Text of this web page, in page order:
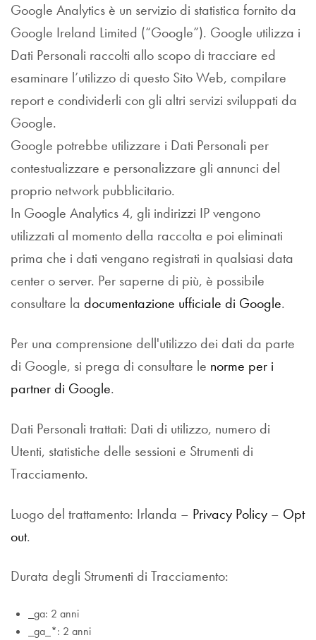
Google Analytics è un servizio di statistica fornito da
Google Ireland Limited (“Google”). Google utilizza i
Dati Personali raccolti allo scopo di tracciare ed
esaminare l’utilizzo di questo Sito Web, compilare
report e condividerli con gli altri servizi sviluppati da
Google.
Google potrebbe utilizzare i Dati Personali per
contestualizzare e personalizzare gli annunci del
proprio network pubblicitario.
In Google Analytics 4, gli indirizzi IP vengono
utilizzati al momento della raccolta e poi eliminati
prima che i dati vengano registrati in qualsiasi data
center o server. Per saperne di più, è possibile
consultare ladocumentazione ufficiale di Google.
Per una comprensione dell'utilizzo dei dati da parte
di Google, si prega di consultare le norme per i
partner di Google.
Dati Personali trattati: Dati di utilizzo, numero di
Utenti, statistiche delle sessioni e Strumenti di
Tracciamento.
Luogo del trattamento: Irlanda – Privacy Policy – Opt
out.
Durata degli Strumenti di Tracciamento:
_ga: 2 anni
_ga_*: 2 anni